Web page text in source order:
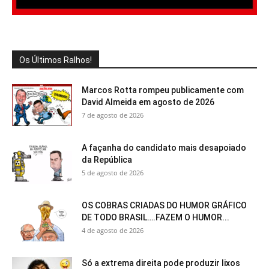
Os Últimos Ralhos!
Marcos Rotta rompeu publicamente com
David Almeida em agosto de 2026
7 de agosto de 2026
A façanha do candidato mais desapoiado
da República
5 de agosto de 2026
OS COBRAS CRIADAS DO HUMOR GRÁFICO
DE TODO BRASIL….FAZEM O HUMOR...
4 de agosto de 2026
Só a extrema direita pode produzir lixos